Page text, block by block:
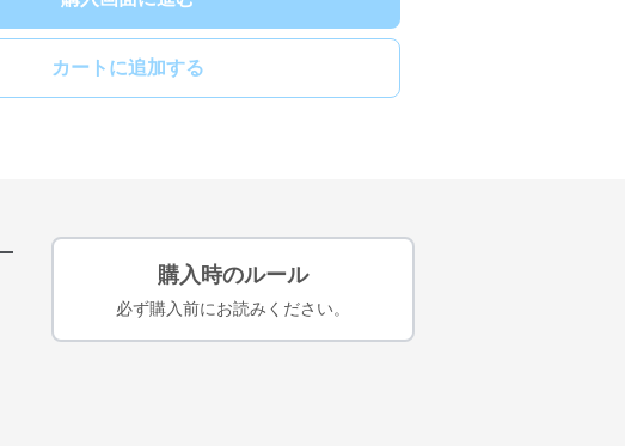
カートに追加する
購入時のルール
必ず購入前にお読みください。